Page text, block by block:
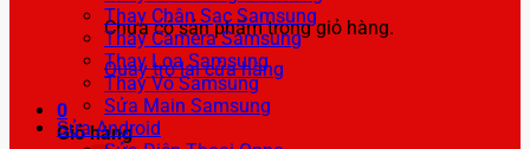
Chưa có sản phẩm trong giỏ hàng.
Quay trở lại cửa hàng
0
Giỏ hàng
Thay Chân Sạc Samsung
Thay Camera Samsung
Thay Loa Samsung
Thay Vỏ Samsung
Sửa Main Samsung
Sửa Android